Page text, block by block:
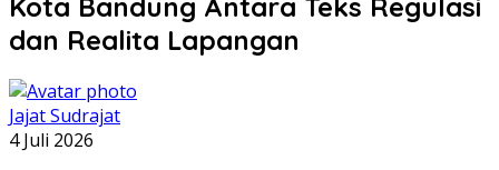
dan Realita Lapangan
Jajat Sudrajat
4 Juli 2026